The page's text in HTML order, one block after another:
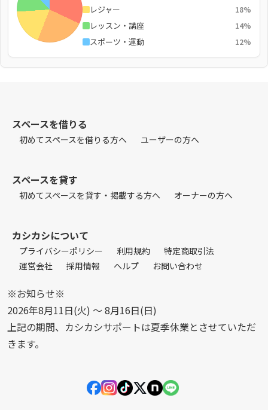
レジャー 18%
レッスン・講座 14%
スポーツ・運動 12%
スペースを借りる
初めてスペースを借りる方へ ユーザーの方へ
スペースを貸す
初めてスペースを貸す・掲載する方へ オーナーの方へ
カシカシについて
プライバシーポリシー 利用規約
特定商取引法
運営会社
採用情報 ヘルプ お問い合わせ
※お知らせ※
2026年8月11日(火) 〜 8月16日(日)
上記の期間、カシカシサポートは夏季休業とさせていただ
きます。